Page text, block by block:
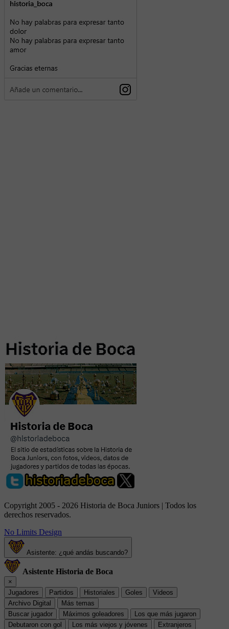
Copyright 2005 - 2026 Historia de Boca Juniors | Todos los
derechos reservados.
No Limits Design
Asistente: ¿qué andás buscando?
Asistente Historia de Boca
×
Jugadores
Partidos Historiales Goles
Videos
Archivo Digital
Más temas
Buscar jugador
Máximos goleadores
Los que más jugaron
Debutaron con gol
Los más viejos y jóvenes
Extranjeros